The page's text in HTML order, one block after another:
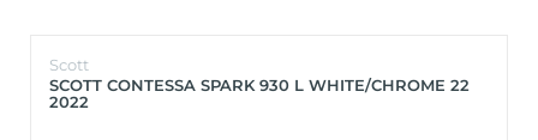
Scott
SCOTT CONTESSA SPARK 930 L WHITE/CHROME 22
2022